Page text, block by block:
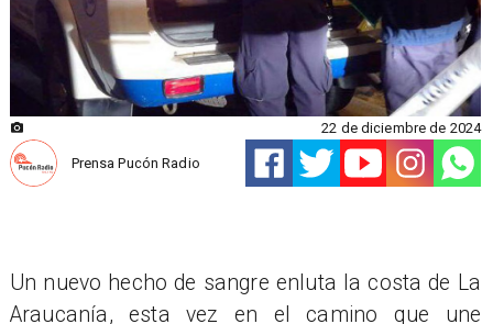
Prensa Pucón Radio
22 de diciembre de 2024
Un nuevo hecho de sangre enluta la costa de La
Araucanía, esta vez en el camino que une